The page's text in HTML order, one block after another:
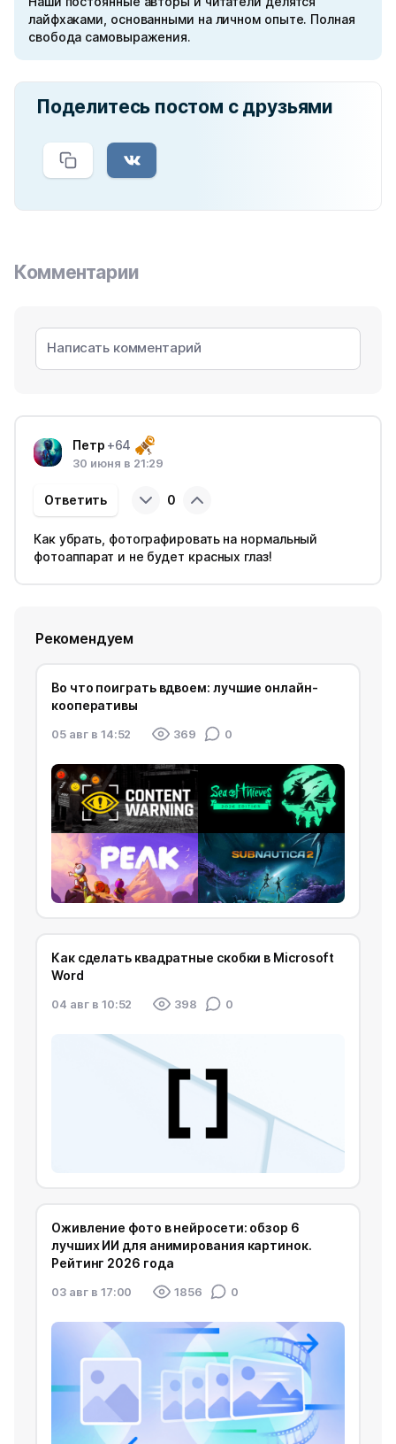
лайфхаками, основанными на личном опыте. Полная
свобода самовыражения.
Поделитесь постом с друзьями
Комментарии
Петр +64
30 июня в 21:29
0
Ответить
Как убрать, фотографировать на нормальный
фотоаппарат и не будет красных глаз!
Рекомендуем
Во что поиграть вдвоем: лучшие онлайн-
кооперативы
05 авг в 14:52 369 0
Как сделать квадратные скобки в Microsoft
Word
04 авг в 10:52 398 0
Оживление фото в нейросети: обзор 6
лучших ИИ для анимирования картинок.
Рейтинг 2026 года
03 авг в 17:00 1856 0